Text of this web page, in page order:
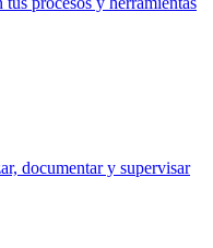
documentar y supervisar